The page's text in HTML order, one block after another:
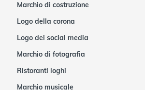
Marchio di costruzione
Logo della corona
Logo dei social media
Marchio di fotografia
Ristoranti loghi
Marchio musicale